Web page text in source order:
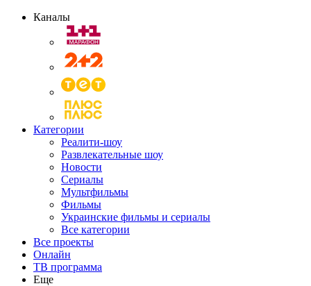
Каналы
Категории
Реалити-шоу
Развлекательные шоу
Новости
Сериалы
Мультфильмы
Фильмы
Украинские фильмы и сериалы
Все категории
Все проекты
Онлайн
ТВ программа
Еще